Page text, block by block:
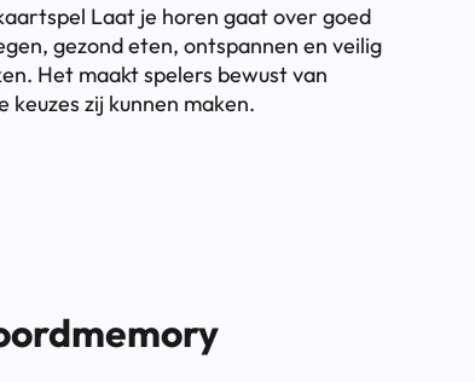
Laat je horen gaat over goed
gezond eten, ontspannen en veilig
Het maakt spelers bewust van
keuzes zij kunnen maken.